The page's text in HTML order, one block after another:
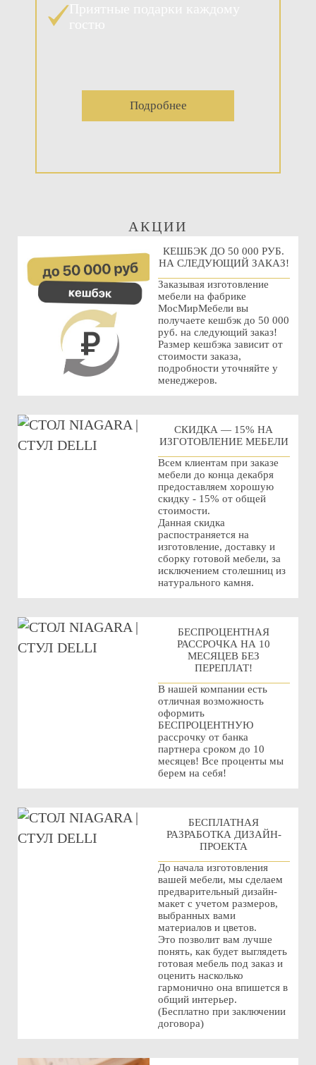
Подробнее
АКЦИИ
КЕШБЭК ДО 50 000 РУБ.
НА СЛЕДУЮЩИЙ ЗАКАЗ!
Заказывая изготовление
мебели на фабрике
МосМирМебели вы
получаете кешбэк до 50 000
руб. на следующий заказ!
Размер кешбэка зависит от
стоимости заказа,
подробности уточняйте у
менеджеров.
СКИДКА — 15% НА
ИЗГОТОВЛЕНИЕ МЕБЕЛИ
Всем клиентам при заказе
мебели до конца декабря
предоставляем хорошую
скидку - 15% от общей
стоимости.
Данная скидка
распостраняется на
изготовление, доставку и
сборку готовой мебели, за
исключением столешниц из
натурального камня.
БЕСПРОЦЕНТНАЯ
РАССРОЧКА НА 10
МЕСЯЦЕВ БЕЗ
ПЕРЕПЛАТ!
В нашей компании есть
отличная возможность
оформить
БЕСПРОЦЕНТНУЮ
рассрочку от банка
партнера сроком до 10
месяцев! Все проценты мы
берем на себя!
БЕСПЛАТНАЯ
РАЗРАБОТКА ДИЗАЙН-
ПРОЕКТА
До начала изготовления
вашей мебели, мы сделаем
предварительный дизайн-
макет с учетом размеров,
выбранных вами
материалов и цветов.
Это позволит вам лучше
понять, как будет выглядеть
готовая мебель под заказ и
оценить насколько
гармонично она впишется в
общий интерьер.
(Бесплатно при заключении
договора)